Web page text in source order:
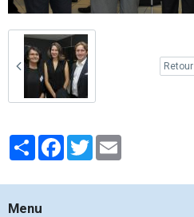
Retour
PartagerFacebook
Twitter
Menu